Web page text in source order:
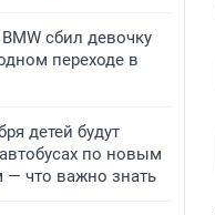
сбил девочку
переходе в
детей будут
по новым
— что важно знать